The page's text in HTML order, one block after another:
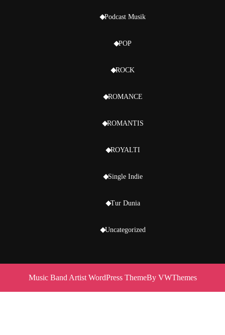
Podcast Musik
POP
ROCK
ROMANCE
ROMANTIS
ROYALTI
Single Indie
Tur Dunia
Uncategorized
Music Band Artist WordPress ThemeBy VWThemes